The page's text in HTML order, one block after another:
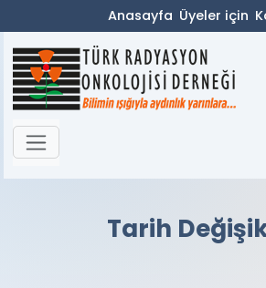
Anasayfa Üyeler için
Tarih